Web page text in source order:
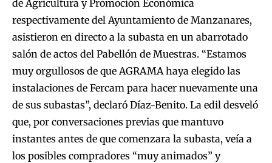
de Agricultura y Promoción Económica
respectivamente del Ayuntamiento de Manzanares,
asistieron en directo a la subasta en un abarrotado
salón de actos del Pabellón de Muestras. “Estamos
muy orgullosos de que AGRAMA haya elegido las
instalaciones de Fercam para hacer nuevamente una
de sus subastas”, declaró Díaz-Benito. La edil desveló
que, por conversaciones previas que mantuvo
instantes antes de que comenzara la subasta, veía a
los posibles compradores “muy animados” y